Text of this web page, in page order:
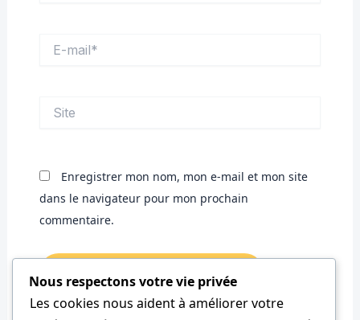
mail*
Enregistrer mon nom, mon e-mail et mon site
dans le navigateur pour mon prochain
commentaire.
Nous respectons votre vie privée
Les cookies nous aident à améliorer votre